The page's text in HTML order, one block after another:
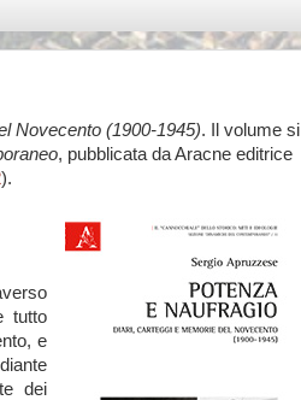
Novecento (1900-1945). Il volume si
, pubblicata da Aracne editrice
).
tutto
e
dei